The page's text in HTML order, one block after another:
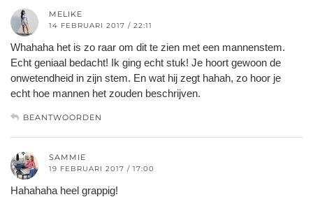
MELIKE
14 FEBRUARI 2017 / 22:11
Whahaha het is zo raar om dit te zien met een mannenstem.
Echt geniaal bedacht! Ik ging echt stuk! Je hoort gewoon de
onwetendheid in zijn stem. En wat hij zegt hahah, zo hoor je
echt hoe mannen het zouden beschrijven.
BEANTWOORDEN
SAMMIE
19 FEBRUARI 2017 / 17:00
Hahahaha heel grappig!